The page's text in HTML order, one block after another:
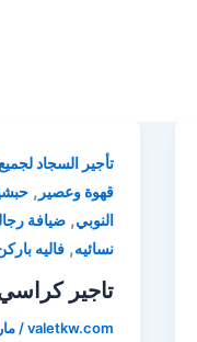
تأجير السجاد
قهوة وعصير ,
النوبي,ضيافة
نسائيه,فاليه
تاجير
valetkw.com
/